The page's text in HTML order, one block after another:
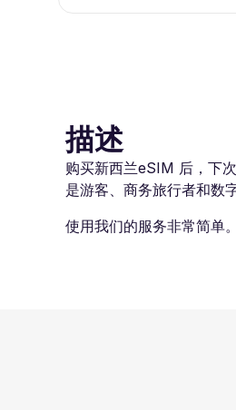
描述
购买新西兰eSIM 后，下
是游客、商务旅行者和数
使用我们的服务非常简单